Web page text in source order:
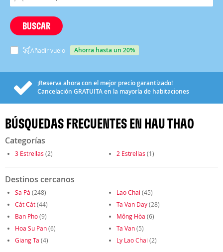
BUSCAR
Añadir vuelo ahorra hasta un 20%
¡Reserva ahora con el mejor precio garantizado!
Cancelación GRATUITAen la mayoría de habitaciones
BÚSQUEDAS FRECUENTES EN HAU THAO
Categorías
3 Estrellas (2) 2 Estrellas (1)
Destinos cercanos
Sa Pá (248) Lao Chai (45)
Cát Cát(44) Ta Van Day(28)
Ban Pho(9) Mông Hòa (6)
Hoa Su Pan(6) Ta Van(5)
Giang Ta (4) Ly Lao Chai (2)